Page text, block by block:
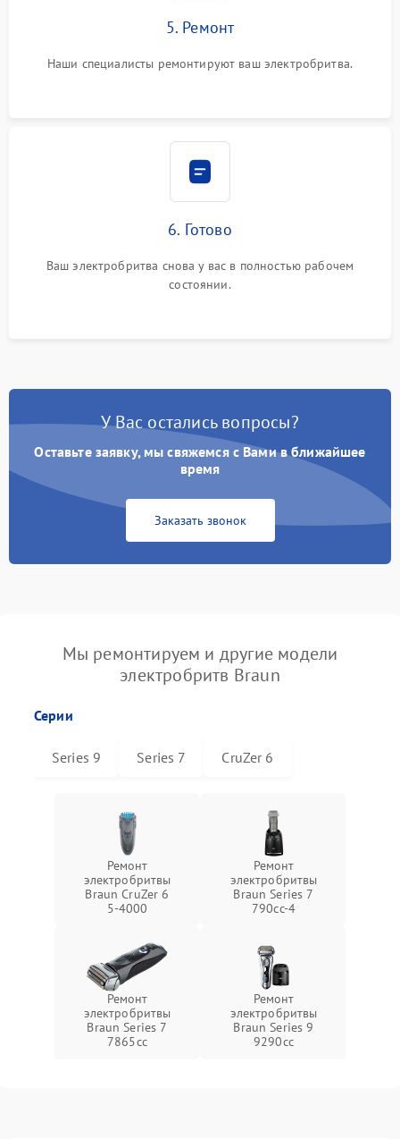
5. Ремонт
Наши специалисты ремонтируют ваш электробритва.
6. Готово
Ваш электробритва снова у вас в полностью рабочем
состоянии.
У Вас остались вопросы?
Оставьте заявку, мы свяжемся с Вами в ближайшее
время
Заказать звонок
Мы ремонтируем и другие модели
электробритв Braun
Серии
Series 9 Series 7 CruZer 6
Ремонт
электробритвы
Braun CruZer 6
5‑4000
Ремонт
электробритвы
Braun Series 7
790cc‑4
Ремонт
электробритвы
Braun Series 7
7865cc
Ремонт
электробритвы
Braun Series 9
9290cc